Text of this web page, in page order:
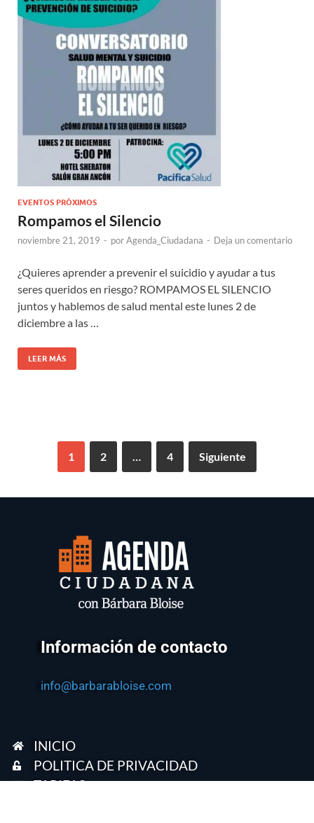
EVENTOS PRÓXIMOS
Rompamos el Silencio
noviembre 21, 2019 - porAgenda_Ciudadana - Deja un comentario
¿Quieres aprender a prevenir el suicidio y ayudar a tus
seres queridos en riesgo? ROMPAMOS EL SILENCIO
juntos y hablemos de salud mental este lunes 2 de
diciembre a las …
LEER MÁS
1 2 … 4 Siguiente
Información de contacto
info@barbarabloise.com
INICIO
POLITICA DE PRIVACIDAD
TARIFAS